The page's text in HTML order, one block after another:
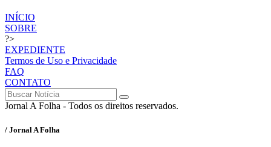
INÍCIO
SOBRE
?>
EXPEDIENTE
Termos de Uso e Privacidade
FAQ
CONTATO
Jornal A Folha - Todos os direitos reservados.
/ Jornal A Folha